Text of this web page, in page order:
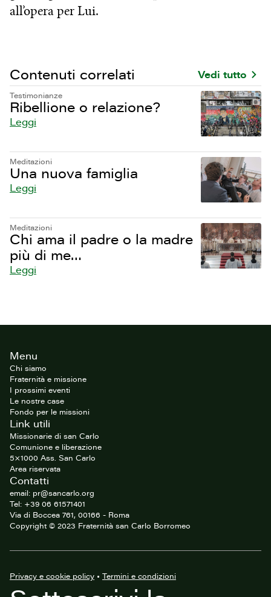
all’opera per Lui.
Contenuti correlati Vedi tutto
Testimonianze
Ribellione o relazione?
Leggi
Meditazioni
Una nuova famiglia
Leggi
Meditazioni
Chi ama il padre o la madre
più di me…
Leggi
FooterMenu
Chi siamo
Fraternità e missione
I prossimi eventi
Le nostre case
Fondo per le missioni
Link utili
Missionarie di san Carlo
Comunione e liberazione
5×1000 Ass. San Carlo
Area riservata
Contatti
email: pr@sancarlo.org
Tel: +39 06 61571401
Via di Boccea 761, 00166 - Roma
Copyright © 2023 Fraternità san Carlo Borromeo
Privacy e cookie policy • Termini e condizioni